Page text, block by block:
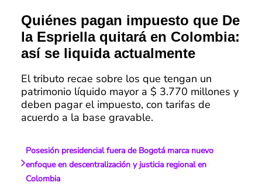
Quiénes pagan impuesto que De
la Espriella quitará en Colombia:
así se liquida actualmente
El tributo recae sobre los que tengan un
patrimonio líquido mayor a $ 3.770 millones y
deben pagar el impuesto, con tarifas de
acuerdo a la base gravable.
Posesión presidencial fuera de Bogotá marca nuevo
enfoque en descentralización y justicia regional en
Colombia